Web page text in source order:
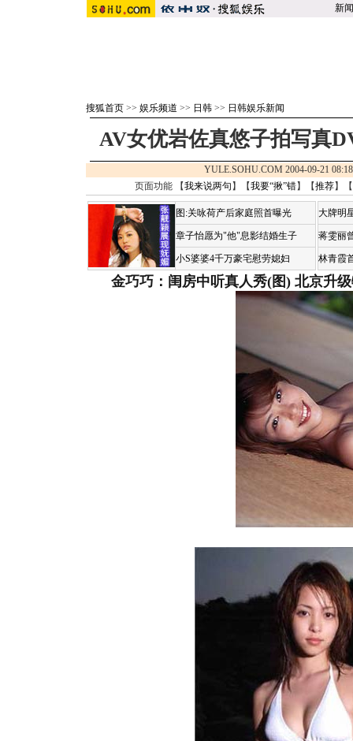
新闻
搜狐首页 >> 娱乐频道 >> 日韩 >> 日韩娱乐新闻
AV女优岩佐真悠子拍写真
YULE.SOHU.COM 2004-09-21
页面功能 【我来说两句 】【我要“揪”错】【推荐】
图:关咏荷产后家庭照首曝光
章子怡愿为"他"息影结婚生子
小S婆婆4千万豪宅慰劳媳妇
大牌明
蒋雯丽
林青霞
金巧巧：闺房中听真人秀(图) 北京升